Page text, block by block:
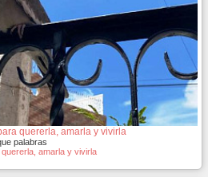
quererla, amarla y vivirla
palabras
quererla, amarla y vivirla